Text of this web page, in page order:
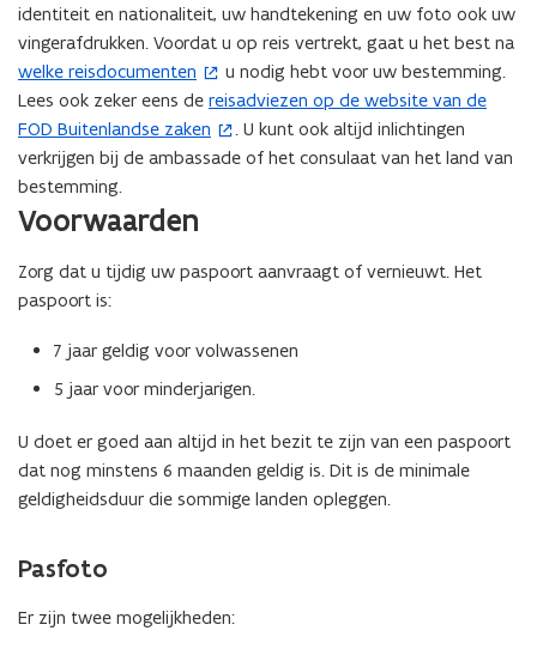
identiteit en nationaliteit, uw handtekening en uw foto ook uw
vingerafdrukken. Voordat u op reis vertrekt, gaat u het best na
welke reisdocumenten
(
o
p
e
n
t
n
n
v
e
n
t
r
u nodig hebt voor uw bestemming.
Lees ook zeker eens de reisadviezen op de website van de
FOD Buitenlandse zaken
(
o
p
i
i
e
w
v
e
e
. U kunt ook altijd inlichtingen
verkrijgen bij de ambassade of het consulaat van het land van
bestemming.
Voorwaarden
Zorg dat u tijdig uw paspoort aanvraagt of vernieuwt. Het
paspoort is:
7 jaar geldig voor volwassenen
5 jaar voor minderjarigen.
U doet er goed aan altijd in het bezit te zijn van een paspoort
dat nog minstens 6 maanden geldig is. Dit is de minimale
geldigheidsduur die sommige landen opleggen.
Pasfoto
Er zijn twee mogelijkheden: